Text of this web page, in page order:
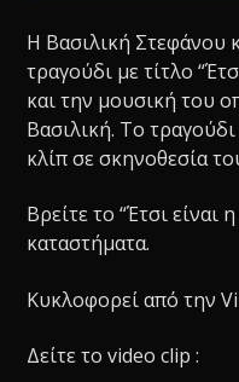
Η Βασιλική Στεφάνου
τραγούδι με τίτλο
και την μουσική του
Βασιλική. Το
κλίπ σε σκηνοθεσία
Βρείτε το “Έτσι είναι
καταστήματα.
Κυκλοφορεί από την
Δείτε το video clip :